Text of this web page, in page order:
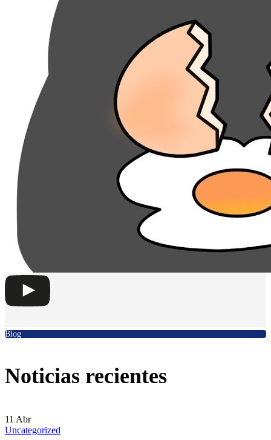
Blog
Noticias recientes
11 Abr
Uncategorized